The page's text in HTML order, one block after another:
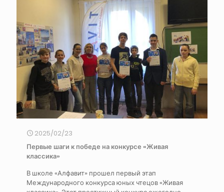
2025/02/23
Первые шаги к победе на конкурсе «Живая
классика»
В школе «Алфавит» прошел первый этап
Международного конкурса юных чтецов «Живая